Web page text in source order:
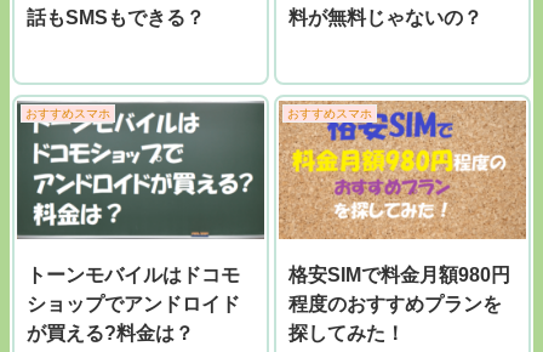
話もSMSもできる？
料が無料じゃないの？
おすすめスマホ
トーンモバイルはドコモ
ショップでアンドロイド
が買える?料金は？
おすすめスマホ
格安SIMで料金月額980円
程度のおすすめプランを
探してみた！